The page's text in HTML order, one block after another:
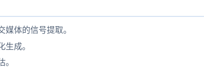
体的信号提取。
成。